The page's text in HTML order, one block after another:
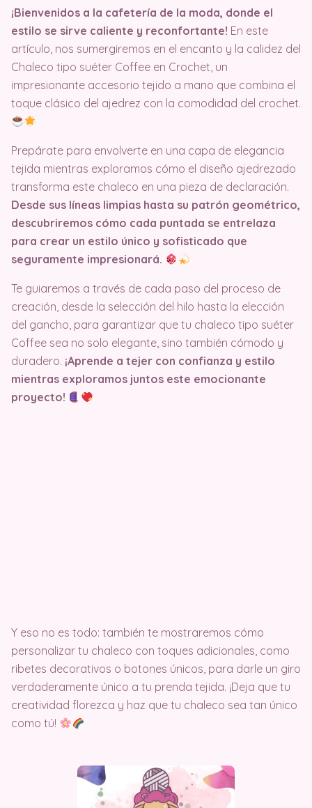
¡Bienvenidos a la cafetería de la moda, donde el
estilo se sirve caliente y reconfortante! En este
artículo, nos sumergiremos en el encanto y la calidez del
Chaleco tipo suéter Coffee en Crochet, un
impresionante accesorio tejido a mano que combina el
toque clásico del ajedrez con la comodidad del crochet.
Prepárate para envolverte en una capa de elegancia
tejida mientras exploramos cómo el diseño ajedrezado
transforma este chaleco en una pieza de declaración.
Desde sus líneas limpias hasta su patrón geométrico,
descubriremos cómo cada puntada se entrelaza
para crear un estilo único y sofisticado que
seguramente impresionará.
Te guiaremos a través de cada paso del proceso de
creación, desde la selección del hilo hasta la elección
del gancho, para garantizar que tu chaleco tipo suéter
Coffee sea no solo elegante, sino también cómodo y
duradero. ¡Aprende a tejer con confianza y estilo
mientras exploramos juntos este emocionante
proyecto!
Y eso no es todo: también te mostraremos cómo
personalizar tu chaleco con toques adicionales, como
ribetes decorativos o botones únicos, para darle un giro
verdaderamente único a tu prenda tejida. ¡Deja que tu
creatividad florezca y haz que tu chaleco sea tan único
como tú!